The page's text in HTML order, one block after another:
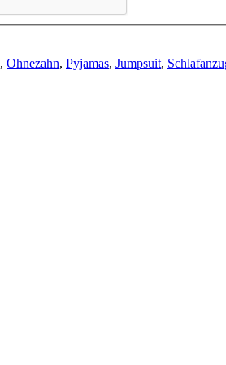
, Ohnezahn, Pyjamas, Jumpsuit,